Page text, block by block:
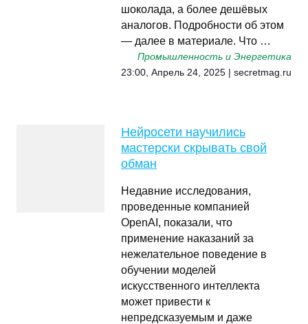
шоколада, а более дешёвых
аналогов. Подробности об этом
— далее в материале. Что …
Промышленность и Энергетика
23:00, Апрель 24, 2025 | secretmag.ru
Нейросети научились
мастерски скрывать свой
обман
Недавние исследования,
проведенные компанией
OpenAI, показали, что
применение наказаний за
нежелательное поведение в
обучении моделей
искусственного интеллекта
может привести к
непредсказуемым и даже